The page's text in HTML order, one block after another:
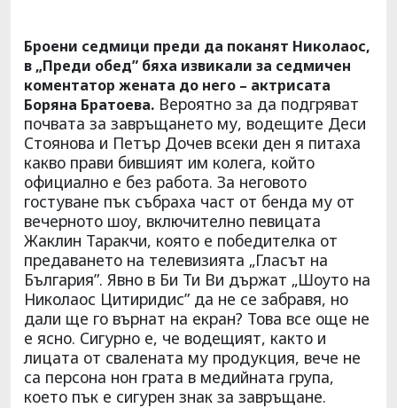
Броени седмици преди да поканят Николаос,
в „Преди обед” бяха извикали за седмичен
коментатор жената до него – актрисата
Боряна Братоева. Вероятно за да подгряват
почвата за завръщането му, водещите Деси
Стоянова и Петър Дочев всеки ден я питаха
какво прави бившият им колега, който
официално е без работа. За неговото
гостуване пък събраха част от бенда му от
вечерното шоу, включително певицата
Жаклин Таракчи, която е победителка от
предаването на телевизията „Гласът на
България”. Явно в Би Ти Ви държат „Шоуто на
Николаос Цитиридис” да не се забравя, но
дали ще го върнат на екран? Това все още не
е ясно. Сигурно е, че водещият, както и
лицата от свалената му продукция, вече не
са персона нон грата в медийната група,
което пък е сигурен знак за завръщане.